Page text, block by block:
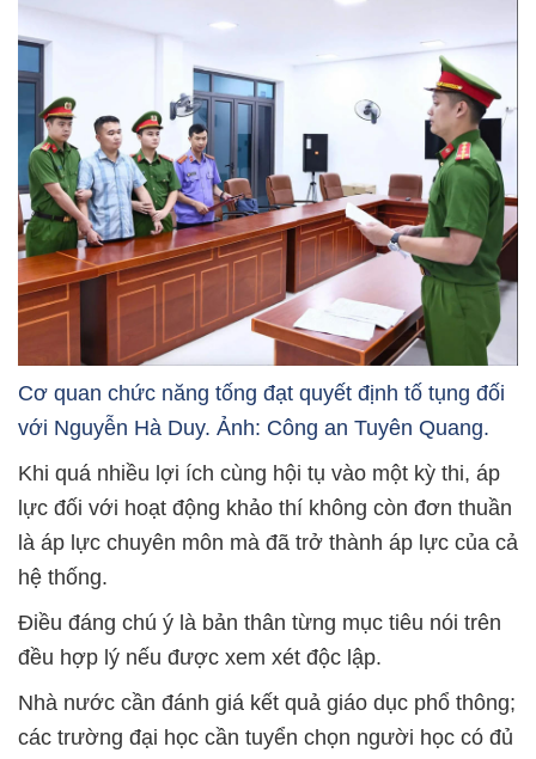
Cơ quan chức năng tống đạt quyết định tố tụng đối
với Nguyễn Hà Duy. Ảnh: Công an Tuyên Quang.
Khi quá nhiều lợi ích cùng hội tụ vào một kỳ thi, áp
lực đối với hoạt động khảo thí không còn đơn thuần
là áp lực chuyên môn mà đã trở thành áp lực của cả
hệ thống.
Điều đáng chú ý là bản thân từng mục tiêu nói trên
đều hợp lý nếu được xem xét độc lập.
Nhà nước cần đánh giá kết quả giáo dục phổ thông;
các trường đại học cần tuyển chọn người học có đủ